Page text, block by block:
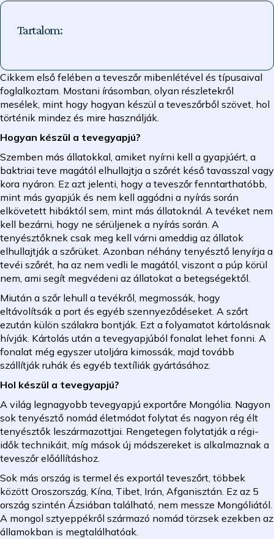
Cikkem első felében a teveszőr mibenlétével és típusaival
foglalkoztam. Mostani írásomban, olyan részletekről
mesélek, mint hogy hogyan készül a teveszőrből szövet, hol
történik mindez és mire használják.
Hogyan készül a tevegyapjú?
Szemben más állatokkal, amiket nyírni kell a gyapjúért, a
baktriai teve magától elhullajtja a szőrét késő tavasszal vagy
kora nyáron. Ez azt jelenti, hogy a teveszőr fenntarthatóbb,
mint más gyapjúk és nem kell aggódni a nyírás során
elkövetett hibáktól sem, mint más állatoknál. A tevéket nem
kell bezárni, hogy ne sérüljenek a nyírás során. A
tenyésztőknek csak meg kell várni ameddig az állatok
elhullajtják a szőrüket. Azonban néhány tenyésztő lenyírja a
tevéi szőrét, ha az nem vedli le magától, viszont a púp körül
nem, ami segít megvédeni az állatokat a betegségektől.
Miután a szőr lehull a tevékről, megmossák, hogy
eltávolítsák a port és egyéb szennyeződéseket. A szőrt
ezután külön szálakra bontják. Ezt a folyamatot kártolásnak
hívják. Kártolás után a tevegyapjúból fonalat lehet fonni. A
fonalat még egyszer utoljára kimossák, majd tovább
szállítják ruhák és egyéb textíliák gyártásához.
Hol készül a tevegyapjú?
A világ legnagyobb tevegyapjú exportőre Mongólia. Nagyon
sok tenyésztő nomád életmódot folytat és nagyon rég élt
tenyésztők leszármazottjai. Rengetegen folytatják a régi-
idők technikáit, míg mások új módszereket is alkalmaznak a
teveszőr előállításhoz.
Sok más ország is termel és exportál teveszőrt, többek
között Oroszország, Kína, Tibet, Irán, Afganisztán. Ez az 5
ország szintén Ázsiában található, nem messze Mongóliától.
A mongol sztyeppékről származó nomád törzsek ezekben az
államokban is megtalálhatóak.
Tartalom: